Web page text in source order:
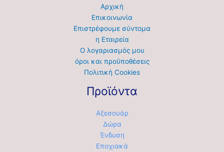
Αρχική
Επικοινωνία
Επιστρέφουμε σύντομα
η Εταιρεία
Ο λογαριασμός μου
όροι και προϋποθέσεις
Πολιτική Cookies
Προϊόντα
Αξεσουάρ
Δώρα
Ένδυση
Εποχιακά